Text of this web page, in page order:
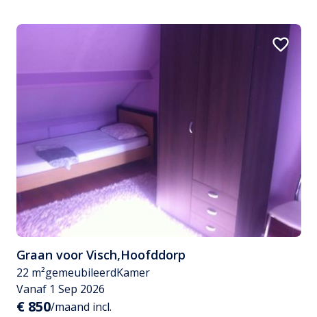
Graan voor Visch,Hoofddorp
22 m²gemeubileerdKamer
Vanaf 1 Sep 2026
€ 850/maand incl.